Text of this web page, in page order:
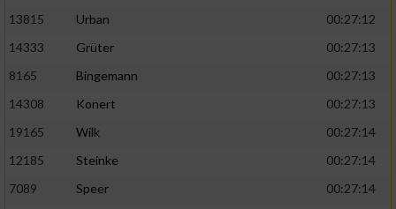
13815
Urban
00:27:12
14333
Grüter
00:27:13
8165
Bingemann
00:27:13
14308
Konert
00:27:13
19165
Wilk
00:27:14
12185
Steinke
00:27:14
7089
Speer 00:27:14